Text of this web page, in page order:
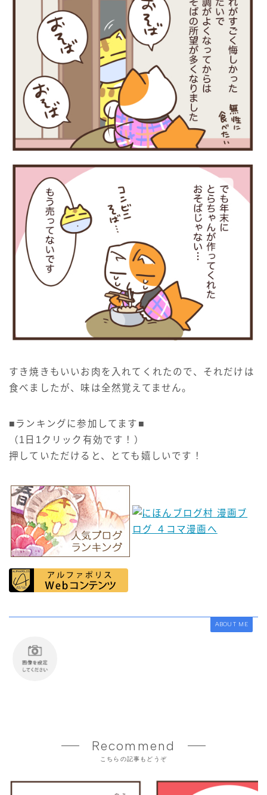
すき焼きもいいお肉を入れてくれたので、それだけは
食べましたが、味は全然覚えてません。
■ランキングに参加してます■
（1日1クリック有効です！）
押していただけると、とても嬉しいです！
ABOUT ME
Recommend
こちらの記事もどうぞ